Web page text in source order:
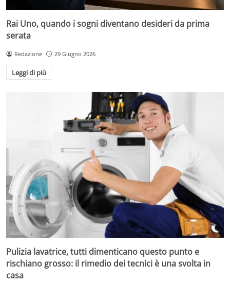
Rai Uno, quando i sogni diventano desideri da prima
serata
Redazione 29 Giugno 2026
Leggi di più
Pulizia lavatrice, tutti dimenticano questo punto e
rischiano grosso: il rimedio dei tecnici è una svolta in
casa